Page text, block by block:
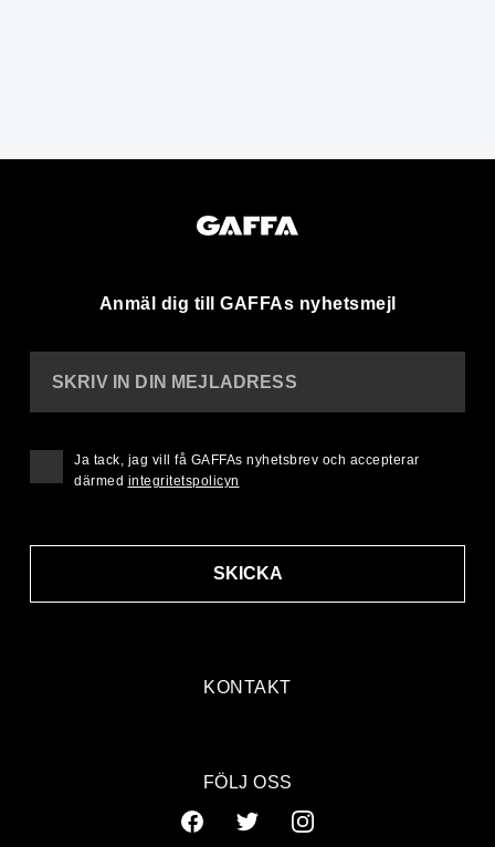
Anmäl dig till GAFFAs nyhetsmejl
KONTAKT
SKRIV IN DIN MEJLADRESS
SKICKA
Ja tack, jag vill få GAFFAs nyhetsbrev och accepterar
därmed integritetspolicyn
FÖLJ OSS